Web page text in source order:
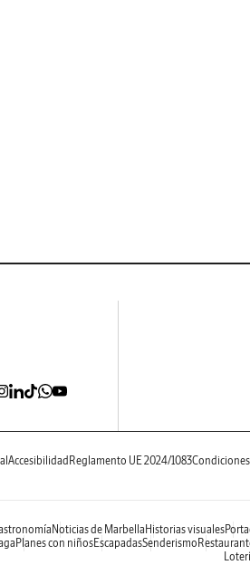
Accesibilidad Reglamento UE 2024/1083
Noticias de Marbella Historias visuales
Planes con niñosEscapadasSenderismo